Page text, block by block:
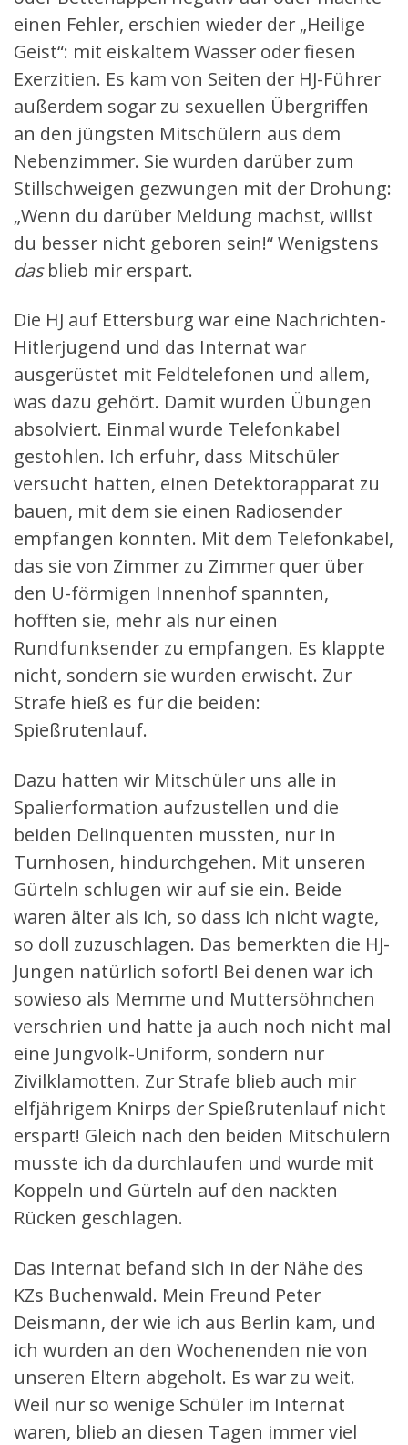
einen Fehler, erschien wieder der „Heilige
Geist“: mit eiskaltem Wasser oder fiesen
Exerzitien. Es kam von Seiten der HJ-Führer
außerdem sogar zu sexuellen Übergriffen
an den jüngsten Mitschülern aus dem
Nebenzimmer. Sie wurden darüber zum
Stillschweigen gezwungen mit der Drohung:
„Wenn du darüber Meldung machst, willst
du besser nicht geboren sein!“ Wenigstens
dasblieb mir erspart.
Die HJ auf Ettersburg war eine Nachrichten-
Hitlerjugend und das Internat war
ausgerüstet mit Feldtelefonen und allem,
was dazu gehört. Damit wurden Übungen
absolviert. Einmal wurde Telefonkabel
gestohlen. Ich erfuhr, dass Mitschüler
versucht hatten, einen Detektorapparat zu
bauen, mit dem sie einen Radiosender
empfangen konnten. Mit dem Telefonkabel,
das sie von Zimmer zu Zimmer quer über
den U-förmigen Innenhof spannten,
hofften sie, mehr als nur einen
Rundfunksender zu empfangen. Es klappte
nicht, sondern sie wurden erwischt. Zur
Strafe hieß es für die beiden:
Spießrutenlauf.
Dazu hatten wir Mitschüler uns alle in
Spalierformation aufzustellen und die
beiden Delinquenten mussten, nur in
Turnhosen, hindurchgehen. Mit unseren
Gürteln schlugen wir auf sie ein. Beide
waren älter als ich, so dass ich nicht wagte,
so doll zuzuschlagen. Das bemerkten die HJ-
Jungen natürlich sofort! Bei denen war ich
sowieso als Memme und Muttersöhnchen
verschrien und hatte ja auch noch nicht mal
eine Jungvolk-Uniform, sondern nur
Zivilklamotten. Zur Strafe blieb auch mir
elfjährigem Knirps der Spießrutenlauf nicht
erspart! Gleich nach den beiden Mitschülern
musste ich da durchlaufen und wurde mit
Koppeln und Gürteln auf den nackten
Rücken geschlagen.
Das Internat befand sich in der Nähe des
KZs Buchenwald. Mein Freund Peter
Deismann, der wie ich aus Berlin kam, und
ich wurden an den Wochenenden nie von
unseren Eltern abgeholt. Es war zu weit.
Weil nur so wenige Schüler im Internat
waren, blieb an diesen Tagen immer viel